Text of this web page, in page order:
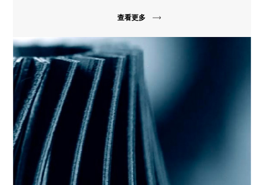
查看更多